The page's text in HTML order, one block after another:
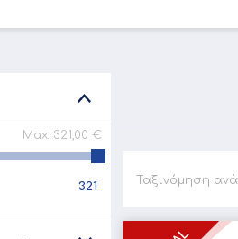
Ταξινόμηση ανά
Max: 321,00 €
321